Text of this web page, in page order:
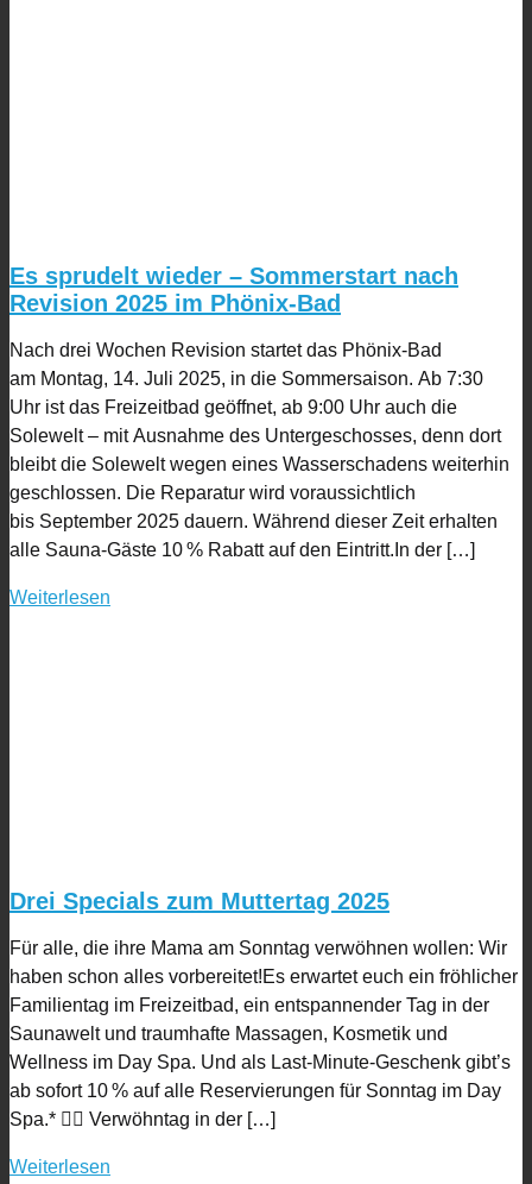
Es sprudelt wieder – Sommerstart nach
Revision 2025 im Phönix-Bad
Nach drei Wochen Revision startet das Phönix-Bad
am Montag, 14. Juli 2025, in die Sommersaison. Ab 7:30
Uhr ist das Freizeitbad geöffnet, ab 9:00 Uhr auch die
Solewelt – mit Ausnahme des Untergeschosses, denn dort
bleibt die Solewelt wegen eines Wasserschadens weiterhin
geschlossen. Die Reparatur wird voraussichtlich
bis September 2025 dauern. Während dieser Zeit erhalten
alle Sauna-Gäste 10 % Rabatt auf den Eintritt.In der […]
Weiterlesen
Drei Specials zum Muttertag 2025
Für alle, die ihre Mama am Sonntag verwöhnen wollen: Wir
haben schon alles vorbereitet!Es erwartet euch ein fröhlicher
Familientag im Freizeitbad, ein entspannender Tag in der
Saunawelt und traumhafte Massagen, Kosmetik und
Wellness im Day Spa. Und als Last-Minute-Geschenk gibt’s
ab sofort 10 % auf alle Reservierungen für Sonntag im Day
Spa.* ❤️‍🔥 Verwöhntag in der […]
Weiterlesen